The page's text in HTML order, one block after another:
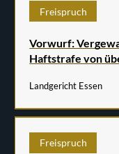
Freispruch
Vorwurf:
Haftstrafe von
Landgericht Essen
Freispruch